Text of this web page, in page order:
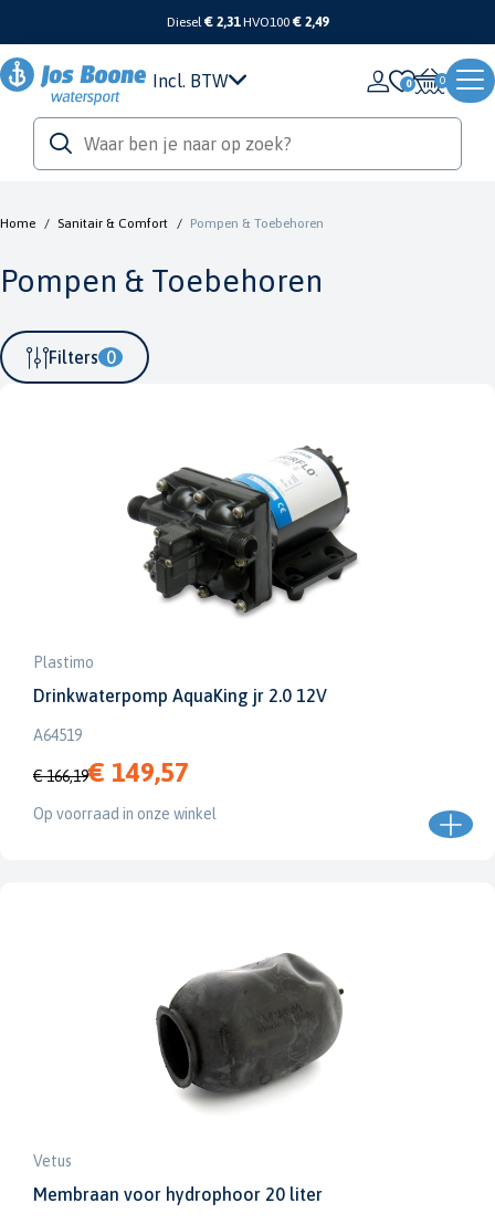
Diesel€ 2,31 HVO100 € 2,49
Incl. BTW 0
Home / Sanitair & Comfort / Pompen & Toebehoren
Pompen & Toebehoren
Filters 0
Plastimo
Drinkwaterpomp AquaKing jr 2.0 12V
A64519
€ 166,19€ 149,57
Op voorraad in onze winkel
Vetus
Membraan voor hydrophoor 20 liter